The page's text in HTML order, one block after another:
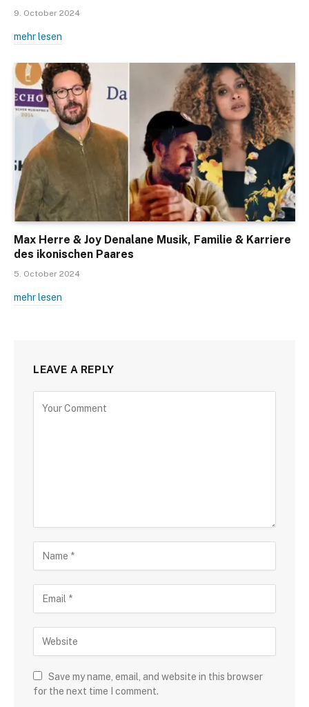
9. October 2024
mehr lesen
Max Herre & Joy Denalane Musik, Familie & Karriere
des ikonischen Paares
5. October 2024
mehr lesen
LEAVE A REPLY
Save my name, email, and website in this browser
for the next time I comment.